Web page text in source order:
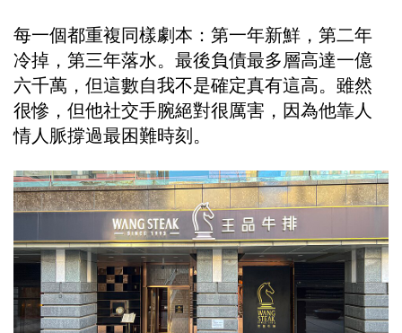
每一個都重複同樣劇本：第一年新鮮，第二年
冷掉，第三年落水。最後負債最多層高達一億
六千萬，但這數自我不是確定真有這高。雖然
很慘，但他社交手腕絕對很厲害，因為他靠人
情人脈撐過最困難時刻。